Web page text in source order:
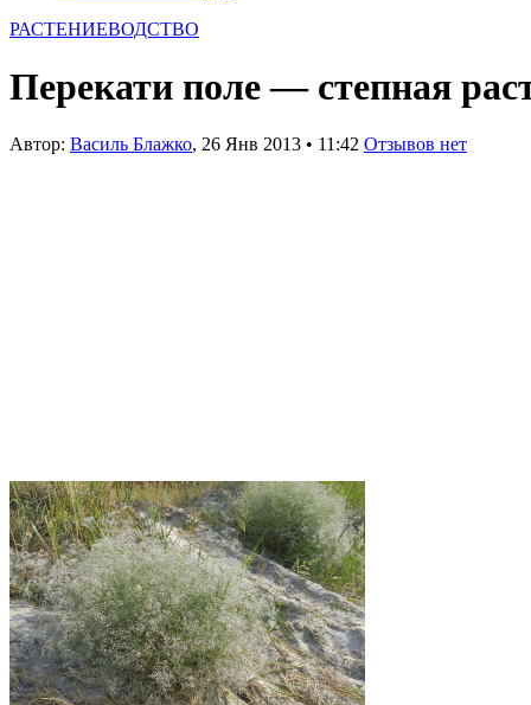
РАСТЕНИЕВОДСТВО
Перекати поле — степная
Автор: Василь Блажко, 26 Янв 2013 • 11:42 Отзывов нет